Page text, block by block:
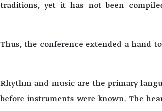
traditions, yet it has not been
Thus, the conference extended a hand
Rhythm and music are the primary
before instruments were known. The